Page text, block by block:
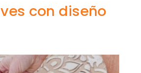
con diseño